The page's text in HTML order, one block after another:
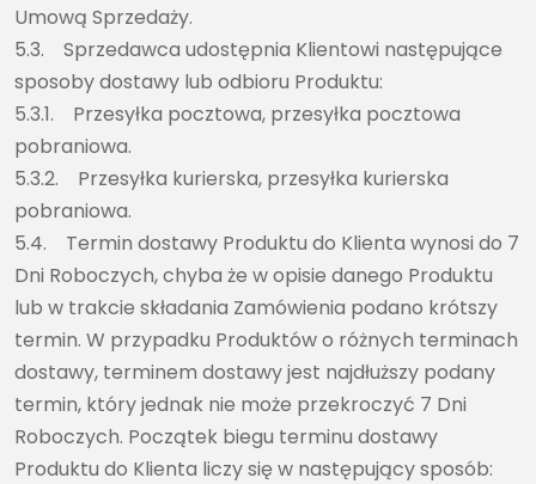
Umową Sprzedaży.
5.3. Sprzedawca udostępnia Klientowi następujące
sposoby dostawy lub odbioru Produktu:
5.3.1. Przesyłka pocztowa, przesyłka pocztowa
pobraniowa.
5.3.2. Przesyłka kurierska, przesyłka kurierska
pobraniowa.
5.4. Termin dostawy Produktu do Klienta wynosi do 7
Dni Roboczych, chyba że w opisie danego Produktu
lub w trakcie składania Zamówienia podano krótszy
termin. W przypadku Produktów o różnych terminach
dostawy, terminem dostawy jest najdłuższy podany
termin, który jednak nie może przekroczyć 7 Dni
Roboczych. Początek biegu terminu dostawy
Produktu do Klienta liczy się w następujący sposób: